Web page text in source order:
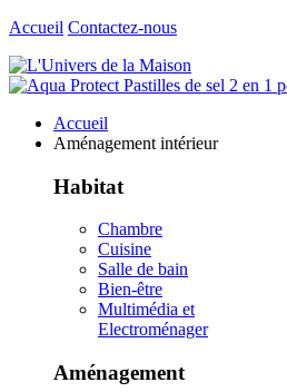
Accueil Contactez-nous
Accueil
Aménagement intérieur
Habitat
Chambre
Cuisine
Salle de bain
Bien-être
Multimédia et
Electroménager
Aménagement